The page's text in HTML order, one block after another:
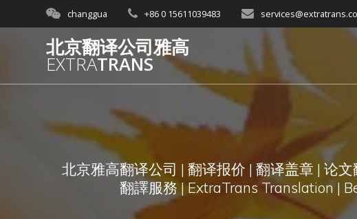
to
changgua +86 0 15611039483
北京翻译公司雅高
EXTRATRANS
北京雅高翻译公司 | 翻译报价 | 翻译盖章 | 论
翻譯服務 | ExtraTrans Translation |